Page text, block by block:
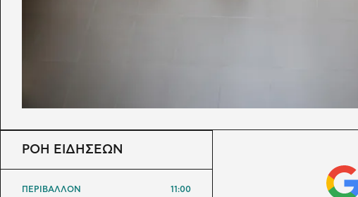
ΡΟΗ ΕΙΔΗΣΕΩΝ
ΠΕΡΙΒΑΛΛΟΝ 11:00